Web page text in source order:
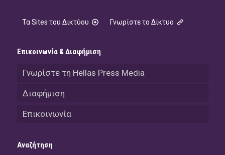
Τα Sites του Δικτύου Γνωρίστε το Δίκτυο
Επικοινωνία & Διαφήμιση
Γνωρίστε τη Hellas Press Media
Διαφήμιση
Επικοινωνία
Αναζήτηση